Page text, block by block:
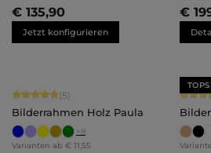
€ 135,90
Jetzt konfigurieren
€
Durchschnittliche Bewertung von 5 von 5
(5)
Bilderrahmen Holz Paula
+8
Varianten ab € 11,55